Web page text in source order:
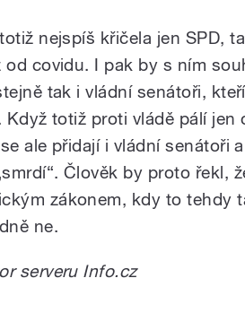
nejspíš křičela jen SPD,
od covidu. I pak by s ním
tak i vládní senátoři,
totiž proti vládě pálí jen
ale přidají i vládní senátoři
Člověk by proto řekl,
zákonem, kdy to tehdy
ne.
serveru Info.cz